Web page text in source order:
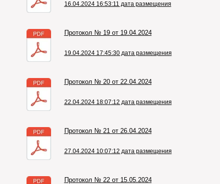
Протокол № 19 от 19.04.2024
19.04.2024 17:45:30 дата размещения
Протокол № 20 от 22.04.2024
22.04.2024 18:07:12 дата размещения
16.04.2024 16:53:11 дата размещения
Протокол № 21 от 26.04.2024
27.04.2024 10:07:12 дата размещения
Протокол № 22 от 15.05.2024